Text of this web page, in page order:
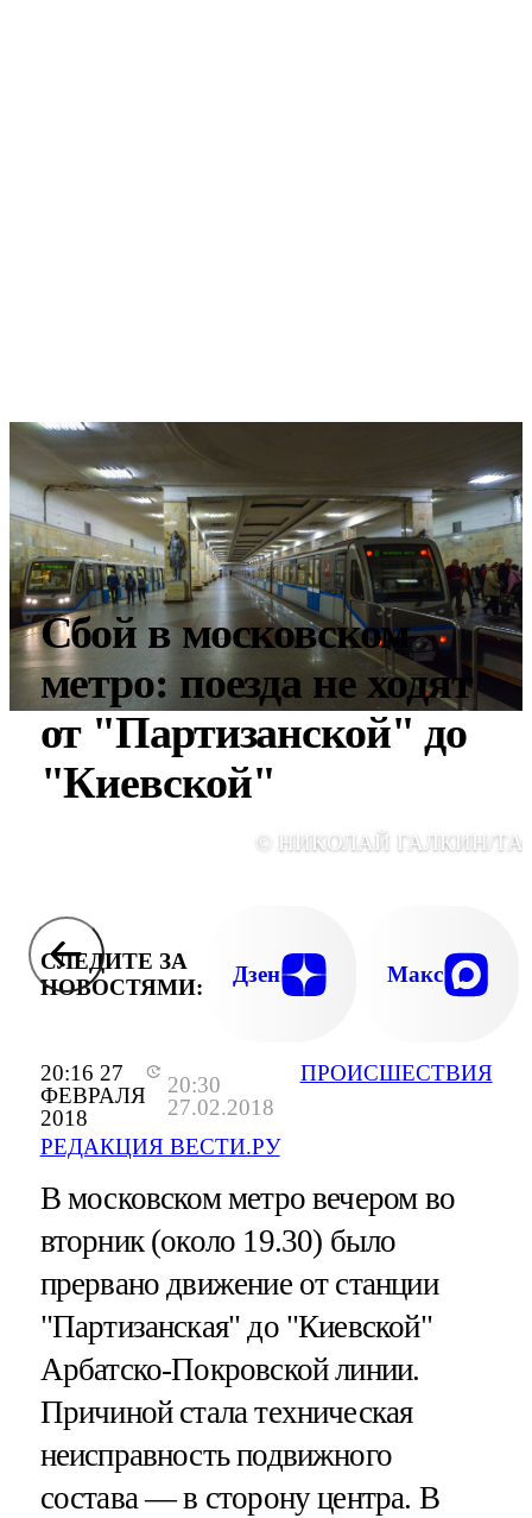
20:16 27
ФЕВРАЛЯ
2018
20:30
27.02.2018
РЕДАКЦИЯ ВЕСТИ.РУ
ПРОИСШЕСТВИЯ
Сбой в московском
метро: поезда не ходят
от "Партизанской" до
"Киевской"
© НИКОЛАЙ ГАЛКИН/
СЛЕДИТЕ ЗА
НОВОСТЯМИ:
Дзен Макс
В московском метро вечером во
вторник (около 19.30) было
прервано движение от станции
"Партизанская" до "Киевской"
Арбатско-Покровской линии.
Причиной стала техническая
неисправность подвижного
состава — в сторону центра. В